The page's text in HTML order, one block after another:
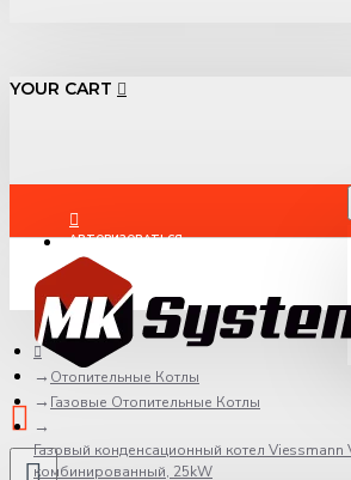
YOUR CART
АВТОРИЗОВАТЬСЯ
ЗАРЕГИСТРИРОВАТЬСЯ
Отопительные Котлы
Газовые Отопительные Котлы
Газовый конденсационный котел
комбинированный, 25kW